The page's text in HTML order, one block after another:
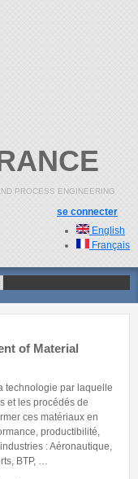
PROCESS ENGINEERING
se connecter
English
Français
of Material
technologie par laquelle
et les procédés de
ces matériaux en
productibilité,
: Aéronautique,
BTP, …